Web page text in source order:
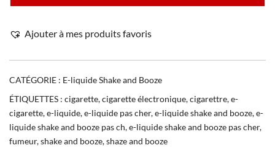
Ajouter à mes produits favoris
CATÉGORIE : E-liquide Shake and Booze
ÉTIQUETTES : cigarette,cigarette électronique,cigarettre,e-
cigarette,e-liquide,e-liquide pas cher,e-liquide shake and booze,e-
liquide shake and booze pas ch,e-liquide shake and booze pas cher,
fumeur,shake and booze,shaze and booze